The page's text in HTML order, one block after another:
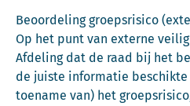
Beoordeling groepsrisico
Op het punt van externe
Afdeling dat de raad bij het
de juiste informatie beschikte
toename van) het